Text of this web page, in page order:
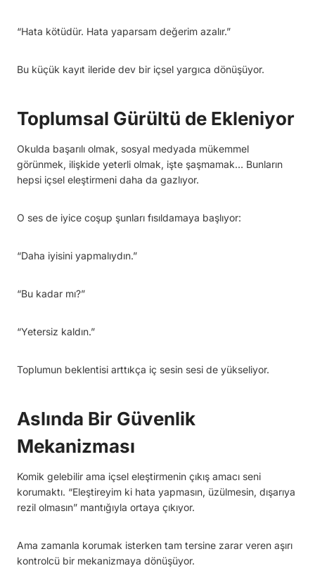
“Hata kötüdür. Hata yaparsam değerim azalır.”
Bu küçük kayıt ileride dev bir içsel yargıca dönüşüyor.
Toplumsal Gürültü de Ekleniyor
Okulda başarılı olmak, sosyal medyada mükemmel
görünmek, ilişkide yeterli olmak, işte şaşmamak… Bunların
hepsi içsel eleştirmeni daha da gazlıyor.
O ses de iyice coşup şunları fısıldamaya başlıyor:
“Daha iyisini yapmalıydın.”
“Bu kadar mı?”
“Yetersiz kaldın.”
Toplumun beklentisi arttıkça iç sesin sesi de yükseliyor.
Aslında Bir Güvenlik
Mekanizması
Komik gelebilir ama içsel eleştirmenin çıkış amacı seni
korumaktı. “Eleştireyim ki hata yapmasın, üzülmesin, dışarıya
rezil olmasın” mantığıyla ortaya çıkıyor.
Ama zamanla korumak isterken tam tersine zarar veren aşırı
kontrolcü bir mekanizmaya dönüşüyor.